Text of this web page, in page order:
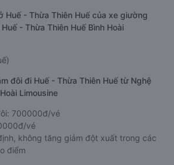
Huế - Thừa Thiên Huế của xe giường
- Thừa Thiên Huế Bình Hoài
đôi đi Huế - Thừa Thiên Huế từ Nghệ
Limousine
700000đ/vé
vé
không tăng giảm đột xuất trong các
điểm